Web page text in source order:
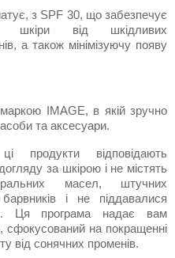
з SPF 30, що забезпечує
шкіри від шкідливих
а також мінімізуючу появу
IMAGE, в якій зручно
та аксесуари.
продукти відповідають
за шкірою і не містять
масел, штучних
і не піддавалися
Ця програма надає вам
сфокусований на покращенні
від сонячних променів.